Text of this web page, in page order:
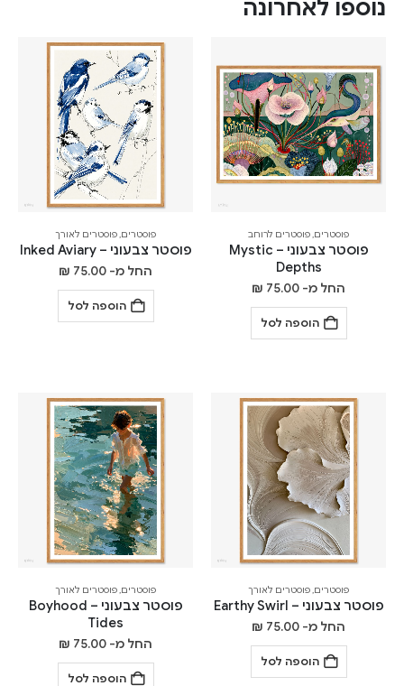
נוספו לאחרונה
פוסטרים,פוסטרים לרוחב
פוסטר צבעוני – Mystic
Depths
החל מ- ₪ 75.00
הוספה לסל
פוסטרים,פוסטרים לאורך
פוסטר צבעוני – Inked Aviary
החל מ- ₪ 75.00
הוספה לסל
פוסטרים,פוסטרים לאורך
פוסטר צבעוני – Earthy Swirl
החל מ- ₪ 75.00
הוספה לסל
פוסטרים,פוסטרים לאורך
פוסטר צבעוני – Boyhood
Tides
החל מ- ₪ 75.00
הוספה לסל